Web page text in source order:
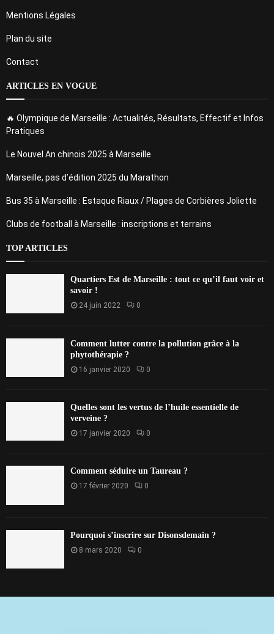
Mentions Légales
Plan du site
Contact
ARTICLES EN VOGUE
🔥 Olympique de Marseille : Actualités, Résultats, Effectif et Infos
Pratiques
Le Nouvel An chinois 2025 à Marseille
Marseille, pas d’édition 2025 du Marathon
Bus 35 à Marseille : Estaque Riaux / Plages de Corbières Joliette
Clubs de football à Marseille : inscriptions et terrains
TOP ARTICLES
Quartiers Est de Marseille : tout ce qu’il faut voir et
savoir !
24 juin 2022 0
Comment lutter contre la pollution grâce à la
phytothérapie ?
16 janvier 2020 0
Quelles sont les vertus de l’huile essentielle de
verveine ?
17 janvier 2020 0
Comment séduire un Taureau ?
17 février 2020 0
Pourquoi s’inscrire sur Disonsdemain ?
8 mars 2020 0